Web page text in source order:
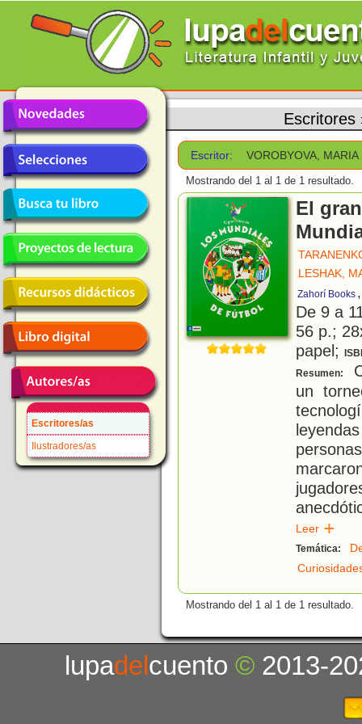
Escritores/as
Ilustradores/as
Escritores
Escritor: VOROBYOVA, MARIA
Mostrando del 1 al 1 de 1 resultado.
El
LESHAK,
Zahorí Books
De 9 a
56 p.;
papel;
Resumen:
un
Leer
Temática:
Mostrando del 1 al 1 de 1 resultado.
lupadelcuento© 2013-